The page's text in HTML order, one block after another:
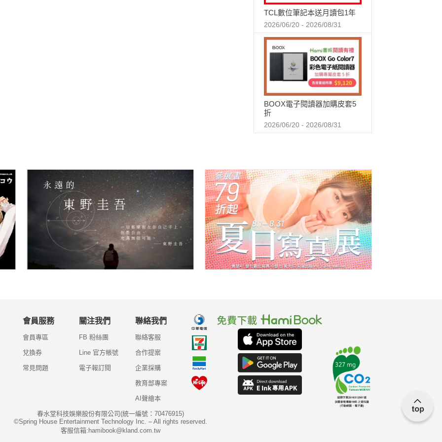
TCL數位筆記本送月讀包1年
2026/06/20 - 2026/08/31
BOOX電子閱讀器加購皮套5
折
2026/06/20 - 2026/08/31
會員服務
會員專區
兌換券
常見問題
關注我們
FB 粉絲團
Line 官方帳號
電子報訂閱
聯絡我們
聯絡客服
合作提案
企業採購
教育部專案
AI聲繪本
春水堂科技娛樂股份有限公司(統一編號：70476915)
©Spring House Entertainment Technology Inc. – All rights reserved.
客服信箱:hamibook@kland.com.tw